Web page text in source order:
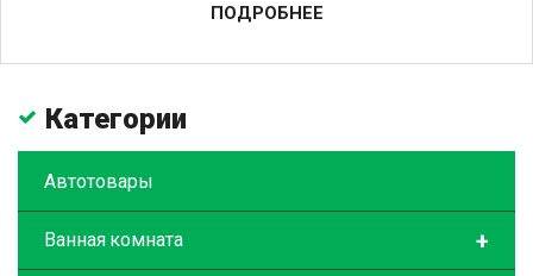
ПОДРОБНЕЕ
Категории
Автотовары
+
Ванная комната